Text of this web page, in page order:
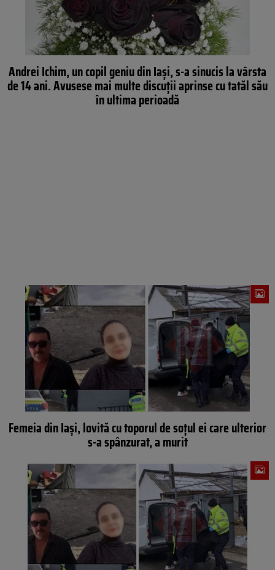
Andrei Ichim, un copil geniu din Iași, s-a sinucis la vârsta
de 14 ani. Avusese mai multe discuții aprinse cu tatăl său
în ultima perioadă
Femeia din Iași, lovită cu toporul de soțul ei care ulterior
s-a spânzurat, a murit